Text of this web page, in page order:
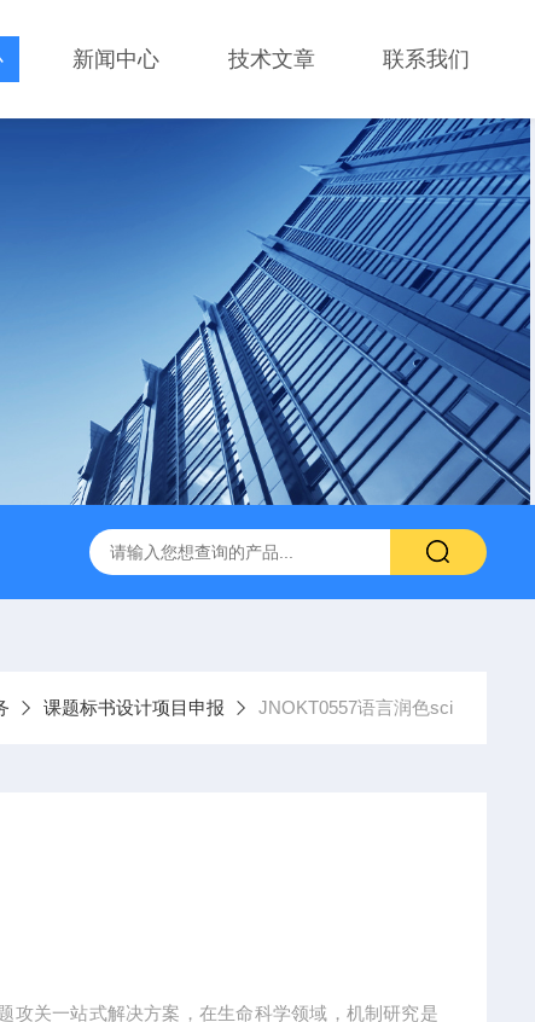
新闻中心 技术文章 联系我们
人源肿瘤组织异种移植（PDX）小鼠模型 流式实验外包
课题标书设计项目申报 JNOKT0557语言润色sci
攻关一站式解决方案，在生命科学领域，机制研究是